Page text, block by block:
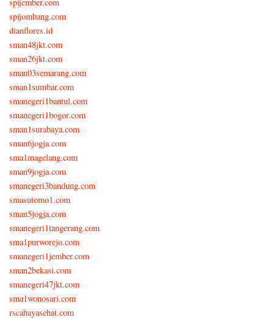
spijombang.com
dianflores.id
sman48jkt.com
sman26jkt.com
sman03semarang.com
sman1sumbar.com
smanegeri1bantul.com
smanegeri1bogor.com
sman1surabaya.com
sman6jogja.com
sma1magelang.com
sman9jogja.com
smanegeri3bandung.com
smasutomo1.com
sman5jogja.com
smanegeri1tangerang.com
sma1purworejo.com
smanegeri1jember.com
sman2bekasi.com
smanegeri47jkt.com
sma1wonosari.com
rscahayasehat.com